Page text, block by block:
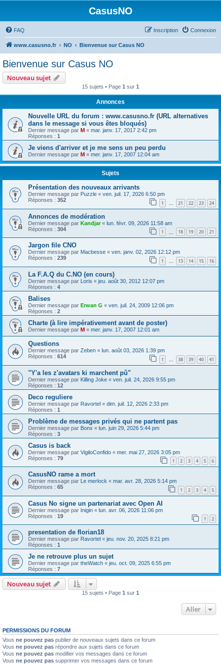
CasusNO
FAQ Connexion
Inscription
www.casusno.fr NO Bienvenue sur Casus NO
Bienvenue sur Casus NO
Nouveau sujet
15 sujets • Page 1 sur 1
Annonces
Nouvelle URL du forum : www.casusno.fr (URL alternatives
dans le message si vous êtes bloqués)
Dernier message par M « mar. janv. 17, 2017 2:42 pm
Réponses : 1
Je viens d'arriver et je me sens un peu perdu
Dernier message par M « mer. janv. 17, 2007 12:04 am
Sujets
Présentation des nouveaux arrivants
Dernier message par Puzzle « ven. juil. 17, 2026 6:50 pm
Réponses : 352 1 … 21 22 23 24
Annonces de modération
Dernier message par Kandjar« lun. févr. 09, 2026 11:58 am
Réponses : 304 1 18 19 20 21
Jargon file CNO
Dernier message par Macbesse « ven. janv. 02, 2026 12:12 pm
Réponses : 239 1 … 13 14 15 16
La F.A.Q du C.NO (en cours)
Dernier message par Loris « jeu. août 30, 2012 12:07 pm
Réponses : 4
Balises
Dernier message par Erwan G « ven. juil. 24, 2009 12:06 pm
Réponses : 2
Charte (à lire impérativement avant de poster)
Dernier message par M « mer. janv. 17, 2007 12:01 am
Questions
Dernier message par Zeben « lun. août 03, 2026 1:39 pm
Réponses : 614 1 … 38 39 40 41
"Y'a les z'avatars ki marchent pû"
Dernier message par Killing Joke « ven. juil. 24, 2026 9:55 pm
Réponses : 12
Deco reguliere
Dernier message par Ravortel « dim. juil. 12, 2026 2:33 pm
Réponses : 1
Problème de messages privés qui ne partent pas
Dernier message par Bonx « lun. juin 29, 2026 5:44 pm
Réponses : 3
Casus is back
Dernier message par VigiloConfido « mer. mai 27, 2026 3:05 pm
Réponses : 79 1 2 3 4 5 6
CasusNO rame a mort
Dernier message par Le merlock « mar. avr. 28, 2026 5:14 pm
Réponses : 65 1 2 3 4 5
Casus No signe un partenariat avec Open AI
Dernier message par Inigin « lun. avr. 06, 2026 11:06 pm
Réponses : 19 1 2
presentation de florian18
Dernier message par Ravortel « jeu. nov. 20, 2025 8:21 pm
Réponses : 1
Je ne retrouve plus un sujet
Dernier message par theWatch « jeu. oct. 09, 2025 6:55 pm
Réponses : 7
Nouveau sujet
15 sujets • Page 1 sur 1
Aller
PERMISSIONS DU FORUM
Vous ne pouvez pas publier de nouveaux sujets dans ce forum
Vous ne pouvez pas répondre aux sujets dans ce forum
Vous ne pouvez pas modifier vos messages dans ce forum
Vous ne pouvez pas supprimer vos messages dans ce forum